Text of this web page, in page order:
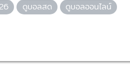
ดูบอลสด
ดูบอลออนไลน์